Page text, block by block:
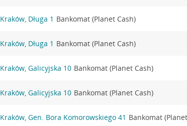
Kraków, Długa 1 Bankomat (Planet Cash)
Kraków, Długa 1 Bankomat (Planet Cash)
Kraków, Galicyjska 10 Bankomat (Planet Cash)
Kraków, Galicyjska 10 Bankomat (Planet Cash)
Kraków, Gen. Bora Komorowskiego 41 Bankomat